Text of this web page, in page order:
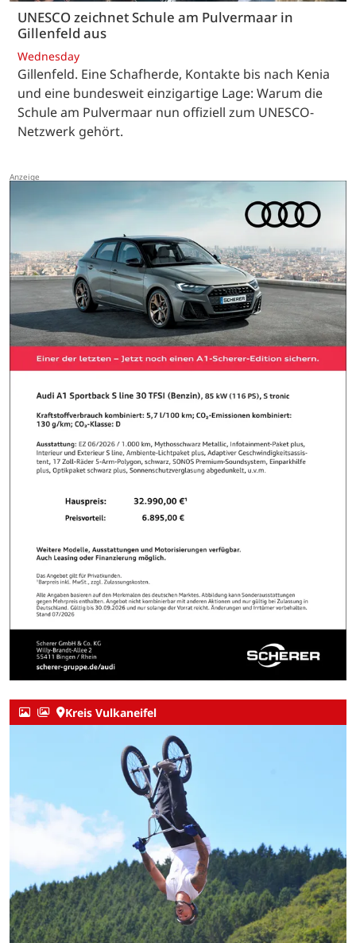
UNESCO zeichnet Schule am Pulvermaar in
Gillenfeld aus
Wednesday
Gillenfeld. Eine Schafherde, Kontakte bis nach Kenia
und eine bundesweit einzigartige Lage: Warum die
Schule am Pulvermaar nun offiziell zum UNESCO-
Netzwerk gehört.
Kreis Vulkaneifel